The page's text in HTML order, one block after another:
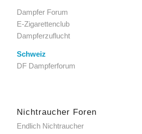
Dampfer Forum
E-Zigarettenclub
Dampferzuflucht
Schweiz
DF Dampferforum
Nichtraucher Foren
Endlich Nichtraucher